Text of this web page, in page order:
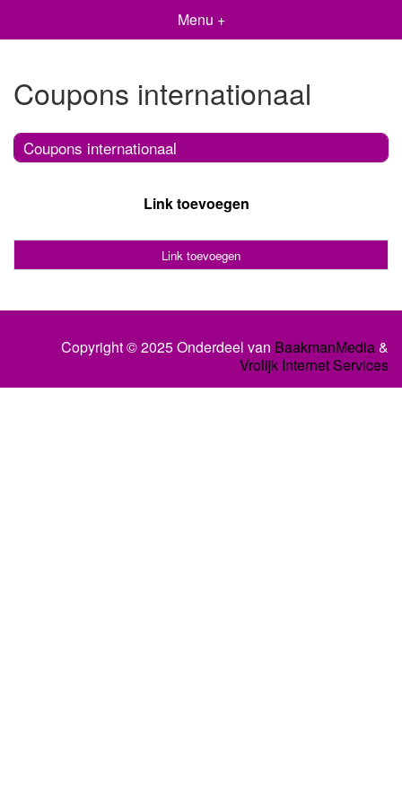
Menu +
Coupons internationaal
Coupons internationaal
Link toevoegen
Link toevoegen
Copyright © 2025 Onderdeel van BaakmanMedia&
Vrolijk Internet Services